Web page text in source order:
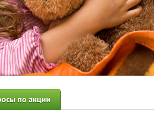
по акции